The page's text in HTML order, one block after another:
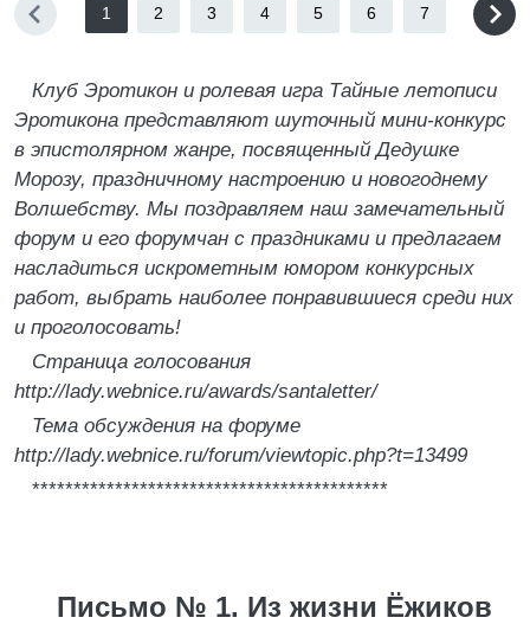
1 2 3 4 5 6 7
Клуб Эротикон и ролевая игра Тайные летописи
Эротикона представляют шуточный мини-конкурс
в эпистолярном жанре, посвященный Дедушке
Морозу, праздничному настроению и новогоднему
Волшебству. Мы поздравляем наш замечательный
форум и его форумчан с праздниками и предлагаем
насладиться искрометным юмором конкурсных
работ, выбрать наиболее понравившиеся среди них
и проголосовать!
Страница голосования
http://lady.webnice.ru/awards/santaletter/
Тема обсуждения на форуме
http://lady.webnice.ru/forum/viewtopic.php?t=13499
*******************************************
Письмо № 1. Из жизни Ёжиков